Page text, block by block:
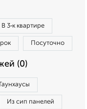
В 3‑к квартире
Посуточно
(0)
Из сип панелей